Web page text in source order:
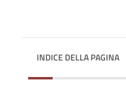
INDICE DELLA PAGINA